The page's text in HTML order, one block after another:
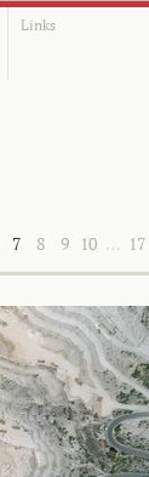
Links
7 8 9 10 … 17